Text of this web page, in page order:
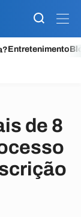
Entretenimento
de 8